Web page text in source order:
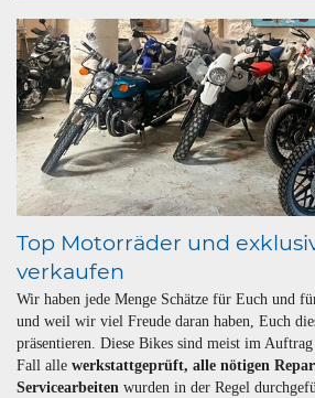
Top Motorräder und
verkaufen
Wir haben jede Menge Schätze für Euch und
und weil wir viel Freude daran haben, Euch
präsentieren. Diese Bikes sind meist im
Fall alle werkstattgeprüft, alle nötigen
Servicearbeiten wurden in der Regel